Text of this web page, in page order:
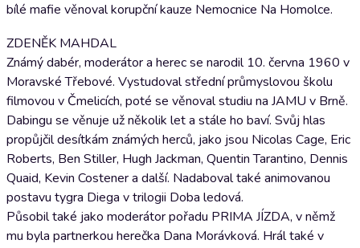
bílé mafie věnoval korupční kauze Nemocnice Na Homolce.
ZDENĚK MAHDAL
Známý dabér, moderátor a herec se narodil 10. června 1960 v
Moravské Třebové. Vystudoval střední průmyslovou školu
filmovou v Čmelicích, poté se věnoval studiu na JAMU v Brně.
Dabingu se věnuje už několik let a stále ho baví. Svůj hlas
propůjčil desítkám známých herců, jako jsou Nicolas Cage, Eric
Roberts, Ben Stiller, Hugh Jackman, Quentin Tarantino, Dennis
Quaid, Kevin Costener a další. Nadaboval také animovanou
postavu tygra Diega v trilogii Doba ledová.
Působil také jako moderátor pořadu PRIMA JÍZDA, v němž
mu byla partnerkou herečka Dana Morávková. Hrál také v